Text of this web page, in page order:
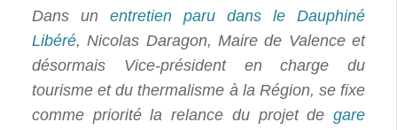
Dans un entretien paru dans le Dauphiné
Libéré, Nicolas Daragon, Maire de Valence et
désormais Vice-président en charge du
tourisme et du thermalisme à la Région, se fixe
comme priorité la relance du projet de gare